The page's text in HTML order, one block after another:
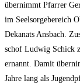
über­nimmt Pfar­rer
im Seel­sor­ge­be­reich
Deka­nats Ans­bach.
schof Lud­wig Schick
ernannt. Damit
Jah­re lang als